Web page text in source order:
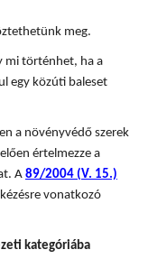
meg.
mi történhet, ha a
egy közúti baleset
a növényvédő szerek
értelmezze a
A 89/2004 (V. 15.)
vonatkozó
kategóriába